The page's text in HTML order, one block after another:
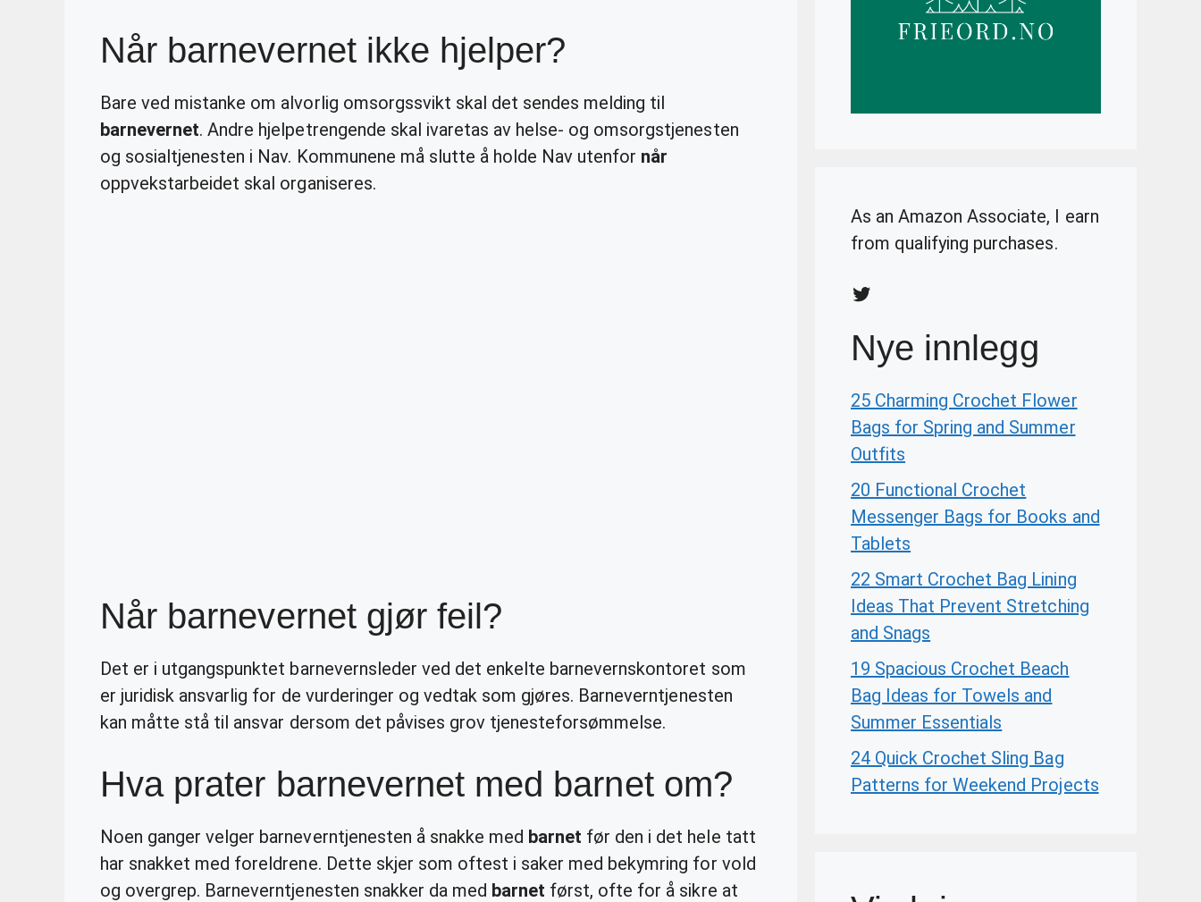
Når barnevernet ikke hjelper?
Bare ved mistanke om alvorlig omsorgssvikt skal det sendes melding til
barnevernet. Andre hjelpetrengende skal ivaretas av helse- og omsorgstjenesten
og sosialtjenesten i Nav. Kommunene må slutte å holde Nav utenfor når
oppvekstarbeidet skal organiseres.
Når barnevernet gjør feil?
Det er i utgangspunktet barnevernsleder ved det enkelte barnevernskontoret som
er juridisk ansvarlig for de vurderinger og vedtak som gjøres. Barneverntjenesten
kan måtte stå til ansvar dersom det påvises grov tjenesteforsømmelse.
Hva prater barnevernet med barnet om?
Noen ganger velger barneverntjenesten å snakke med barnet før den i det hele tatt
har snakket med foreldrene. Dette skjer som oftest i saker med bekymring for vold
og overgrep. Barneverntjenesten snakker da med barnet først, ofte for å sikre at
As an Amazon Associate, I earn
from qualifying purchases.
Twitter
Nye innlegg
25 Charming Crochet Flower
Bags for Spring and Summer
Outfits
20 Functional Crochet
Messenger Bags for Books and
Tablets
22 Smart Crochet Bag Lining
Ideas That Prevent Stretching
and Snags
19 Spacious Crochet Beach
Bag Ideas for Towels and
Summer Essentials
24 Quick Crochet Sling Bag
Patterns for Weekend Projects